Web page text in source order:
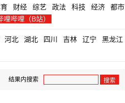
财经 综艺 政法 科技 经济 都市
哩哔哩（B站）
河北 湖北 四川 吉林 辽宁 黑龙江
结果内搜索 搜索